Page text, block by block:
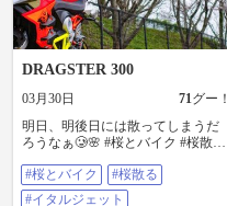
DRAGSTER 300
03月30日 71グー！
明日、明後日には散ってしまうだ
ろうなぁ🥲🌸 #桜とバイク #桜散る
300 #カメラは楽しい #リコーGR
#桜とバイク
#桜散る
#イタルジェット